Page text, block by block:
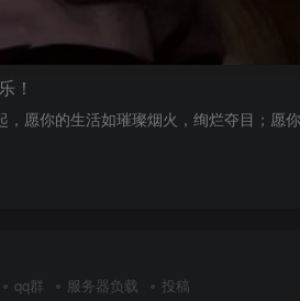
！
，愿你的生活如璀璨烟火，绚烂夺目；愿
qq群 服务器负载 投稿